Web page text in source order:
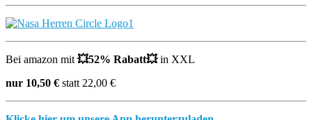
Bei amazon mit 💥52% Rabatt💥in XXL
nur 10,50 € statt 22,00 €